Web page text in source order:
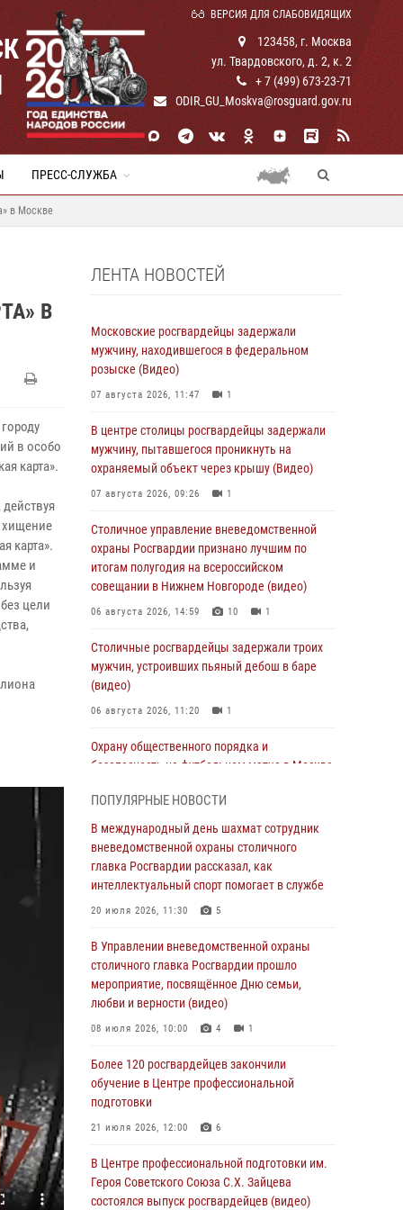
ВЕРСИЯ ДЛЯ СЛАБОВИДЯЩИХ
123458, г. Москва
ул. Твардовского, д. 2, к. 2
+ 7 (499) 673-23-71
ODIR_GU_Moskva@rosguard.gov.ru
ПРЕСС-СЛУЖБА
в Москве
В
в особо
карта».
хищение
карта».
и
цели
ЛЕНТА НОВОСТЕЙ
Московские росгвардейцы задержали
мужчину, находившегося в федеральном
розыске (Видео)
07 августа 2026, 11:47 1
В центре столицы росгвардейцы задержали
мужчину, пытавшегося проникнуть на
охраняемый объект через крышу (Видео)
07 августа 2026, 09:26 1
Столичное управление вневедомственной
охраны Росгвардии признано лучшим по
итогам полугодия на всероссийском
совещании в Нижнем Новгороде (видео)
06 августа 2026, 14:59 10 1
Столичные росгвардейцы задержали троих
мужчин, устроивших пьяный дебош в баре
(видео)
06 августа 2026, 11:20 1
Охрану общественного порядка и
безопасность на футбольном матче в Москве
Столичные росгвардейцы задержали
мужчину, устроившего дебош в букмекерской
конторе (Видео)
05 августа 2026, 12:39
Московские росгвардейцы обеспечили
безопасность проведения футбольного матча
Кубка России (Видео)
05 августа 2026, 12:35 1
ознакомилась с передовыми методами
работы Росгвардии в Москве (видео)
04 августа 2026, 18:16
чемпионат по самбо и боевому самбо.
(видео)
04 августа 2026, 14:00 7 1
ПОПУЛЯРНЫЕ НОВОСТИ
В международный день шахмат сотрудник
вневедомственной охраны столичного
главка Росгвардии рассказал, как
интеллектуальный спорт помогает в службе
20 июля 2026, 11:30 5
В Управлении вневедомственной охраны
столичного главка Росгвардии прошло
мероприятие, посвящённое Дню семьи,
любви и верности (видео)
08 июля 2026, 10:00 4 1
Более 120 росгвардейцев закончили
обучение в Центре профессиональной
подготовки
21 июля 2026, 12:00 6
В Центре профессиональной подготовки им.
Героя Советского Союза С.Х. Зайцева
состоялся выпуск росгвардейцев (видео)